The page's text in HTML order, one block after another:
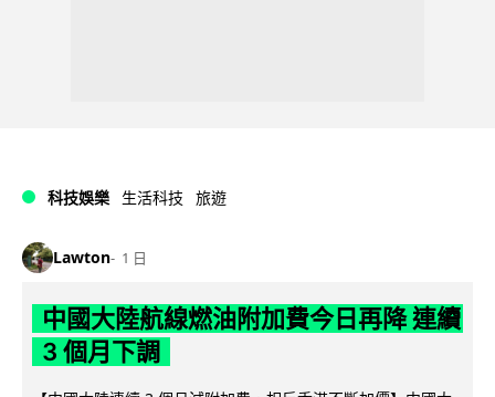
科技娛樂 生活科技 旅遊
Lawton 1 日
中國大陸航線燃油附加費今日再降 連續
3 個月下調